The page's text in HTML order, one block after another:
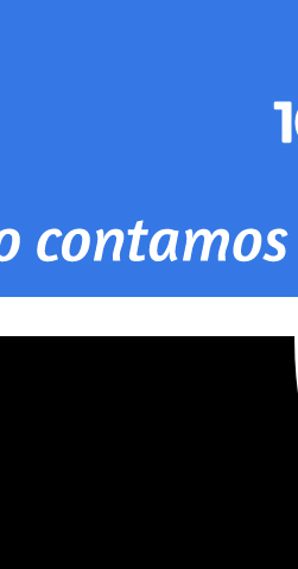
por